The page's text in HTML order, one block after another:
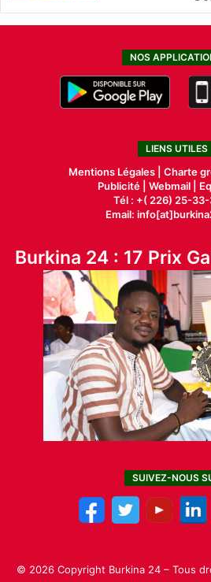
NOS
LIENS UTILES
Mentions Légales | Charte
Publicité| Webmail |
Tél : +( 226) 25-
Email:
Burkina 24 : 17 Prix
SUIVEZ-NOUS
© 2026 Copyright Burkina 24 – Tous